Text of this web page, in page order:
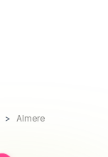
Almere